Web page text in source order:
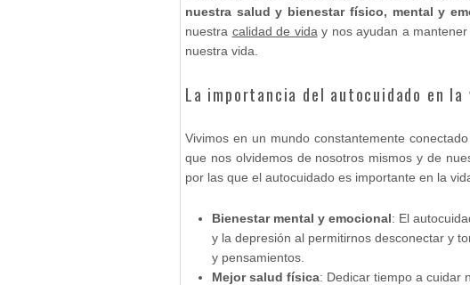
nuestra salud y bienestar físico, mental y
nuestra calidad de vida y nos ayudan a
nuestra vida.
La importancia del autocuidado en la
Vivimos en un mundo constantemente
que nos olvidemos de nosotros mismos y de
por las que el autocuidado es importante en la
Bienestar mental y emocional: El
y la depresión al permitirnos desconectar y
y pensamientos.
Mejor salud física: Dedicar tiempo a cuidar